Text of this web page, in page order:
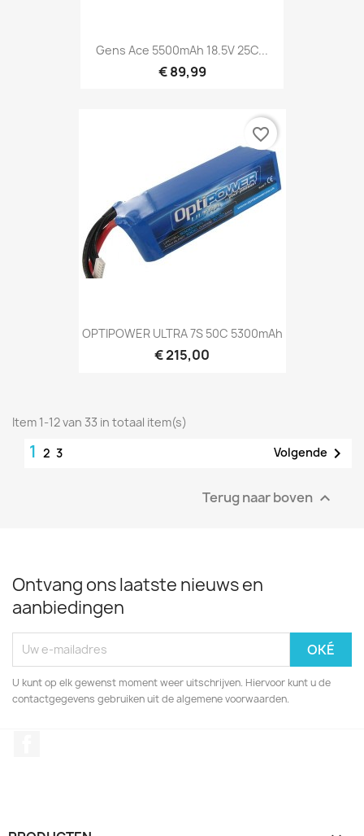
Gens Ace 5500mAh 18.5V 25C...
€ 89,99
OPTIPOWER ULTRA 7S 50C 5300mAh
€ 215,00
favorite_border
Item 1-12 van 33 in totaal item(s)
1 2 3 Volgende 
Terug naar boven 
Ontvang ons laatste nieuws en
aanbiedingen
U kunt op elk gewenst moment weer uitschrijven. Hiervoor kunt u de
contactgegevens gebruiken uit de algemene voorwaarden.